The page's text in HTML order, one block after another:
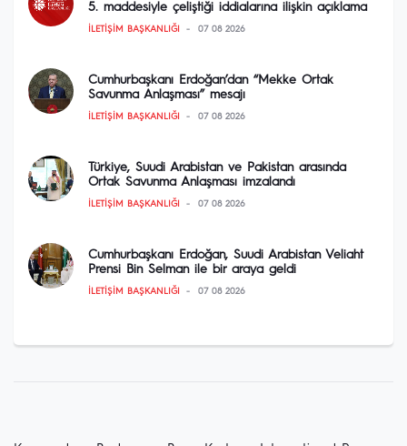
5. maddesiyle çeliştiği iddialarına ilişkin açıklama
İLETIŞIM BAŞKANLIĞI 07 08 2026
Cumhurbaşkanı Erdoğan’dan “Mekke Ortak
Savunma Anlaşması” mesajı
İLETIŞIM BAŞKANLIĞI 07 08 2026
Türkiye, Suudi Arabistan ve Pakistan arasında
Ortak Savunma Anlaşması imzalandı
İLETIŞIM BAŞKANLIĞI 07 08 2026
Cumhurbaşkanı Erdoğan, Suudi Arabistan Veliaht
Prensi Bin Selman ile bir araya geldi
İLETIŞIM BAŞKANLIĞI 07 08 2026